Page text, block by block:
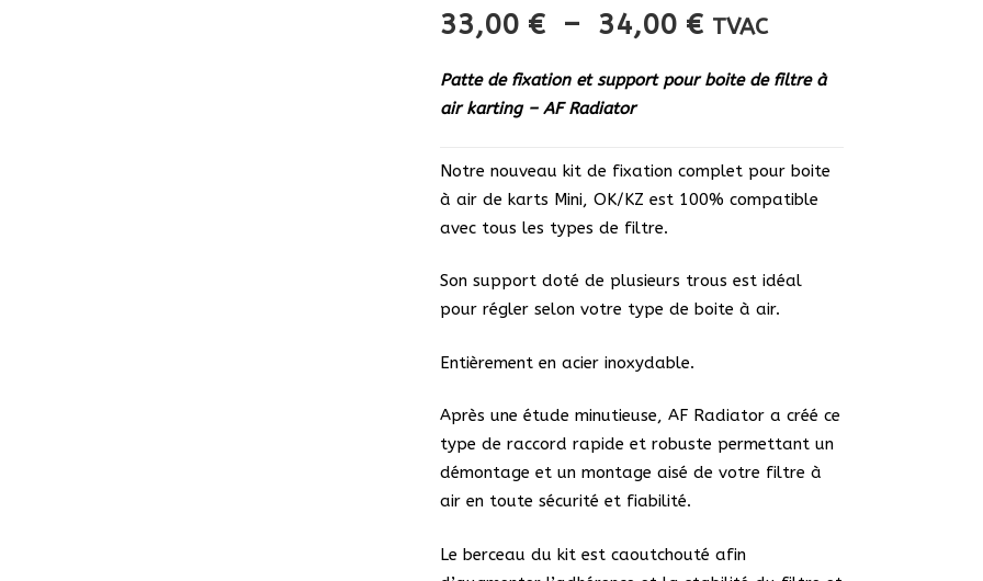
33,00 € – 34,00 €Plage
prix :
34,00 €
TVAC
Patte de fixation et support pour boite de filtre à
air karting – AF Radiator
Notre nouveau kit de fixation complet pour boite
à air de karts Mini, OK/KZ est 100% compatible
avec tous les types de filtre.
Son support doté de plusieurs trous est idéal
pour régler selon votre type de boite à air.
Entièrement en acier inoxydable.
Après une étude minutieuse, AF Radiator a créé ce
type de raccord rapide et robuste permettant un
démontage et un montage aisé de votre filtre à
air en toute sécurité et fiabilité.
Le berceau du kit est caoutchouté afin